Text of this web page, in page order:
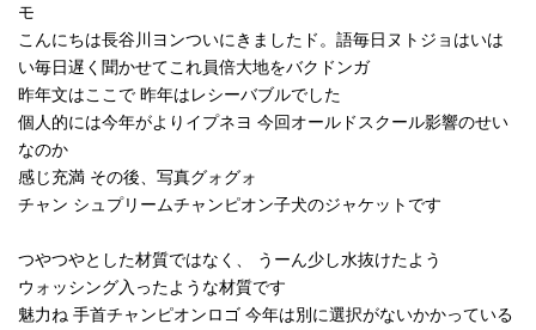
モ
こんにちは長谷川ヨンついにきましたド。語毎日ヌトジョはいは
い毎日遅く聞かせてこれ員倍大地をバクドンガ
昨年文はここで 昨年はレシーバブルでした
個人的には今年がよりイプネヨ 今回オールドスクール影響のせい
なのか
感じ充満 その後、写真グォグォ
チャン シュプリームチャンピオン子犬のジャケットです
つやつやとした材質ではなく、 うーん少し水抜けたよう
ウォッシング入ったような材質です
魅力ね 手首チャンピオンロゴ 今年は別に選択がないかかっている